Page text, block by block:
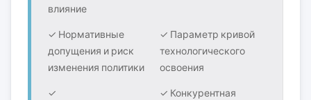
влияние
✓ Нормативные
допущения и риск
изменения политики
✓ Параметр кривой
технологического
освоения
✓
✓ Конкурентная